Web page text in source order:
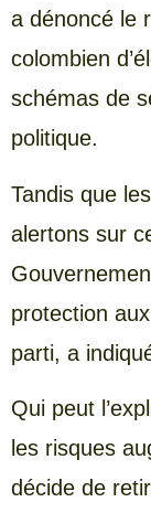
a dénoncé le
colombien
schémas de
politique.
Tandis que
alertons sur
protection
parti, a
Qui peut
les risques
décide de